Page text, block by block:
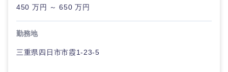
管理
SCM
人事 M&A・事業投資
マーケティング
素材・化学・金属
宮城県
フリーワード
450 万円 ～ 650 万円
勤務地
三重県四日市市霞1-23-5